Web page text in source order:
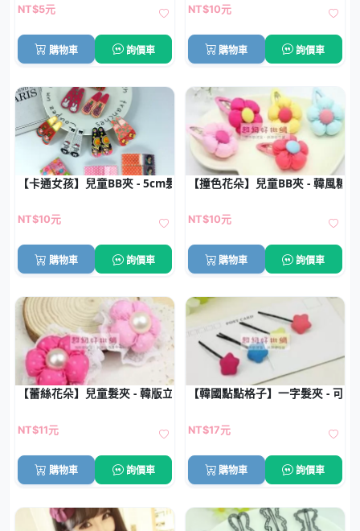
NT$5元
購物車 詢價車
NT$10元
購物車 詢價車
【卡通女孩】兒童BB夾 - 5cm髮夾批發 (1對)
NT$10元
購物車 詢價車
【撞色花朵】兒童BB夾 - 韓風糖
NT$10元
購物車 詢價車
【蕾絲花朵】兒童髮夾 - 韓版立體髮飾
NT$11元
購物車 詢價車
【韓國點點格子】一字髮夾 - 可
NT$17元
購物車 詢價車